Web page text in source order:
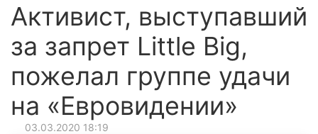
Активист, выступавший
за запрет Little Big,
пожелал группе удачи
на «Евровидении»
03.03.2020 18:19